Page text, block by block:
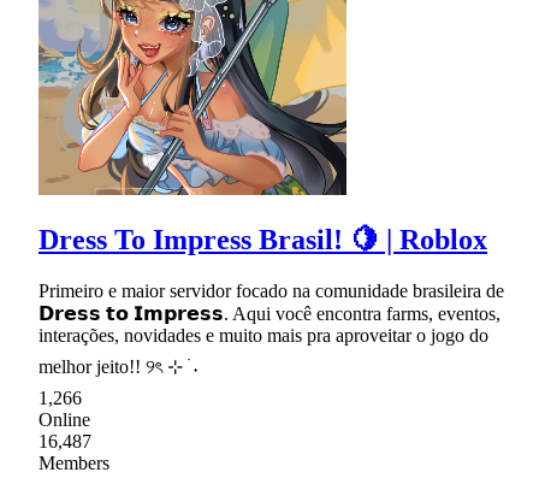
Dress To Impress Brasil! 🍋 | Roblox
Primeiro e maior servidor focado na comunidade brasileira de
𝗗𝗿𝗲𝘀𝘀 𝘁𝗼 𝗜𝗺𝗽𝗿𝗲𝘀𝘀. Aqui você encontra farms, eventos,
interações, novidades e muito mais pra aproveitar o jogo do
melhor jeito!! ୨ৎ ⊹ ࣪ ˖
1,266
Online
16,487
Members